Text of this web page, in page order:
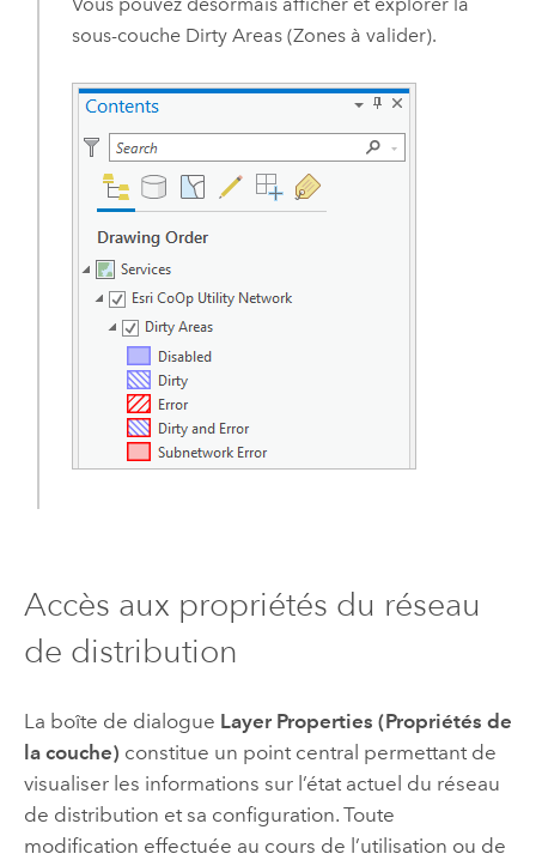
sous-couche Dirty Areas (Zones à valider).
Accès aux propriétés du réseau
de distribution
La boîte de dialogue Layer Properties (Propriétés de
la couche) constitue un point central permettant de
visualiser les informations sur l’état actuel du réseau
de distribution et sa configuration. Toute
modification effectuée au cours de l’utilisation ou de